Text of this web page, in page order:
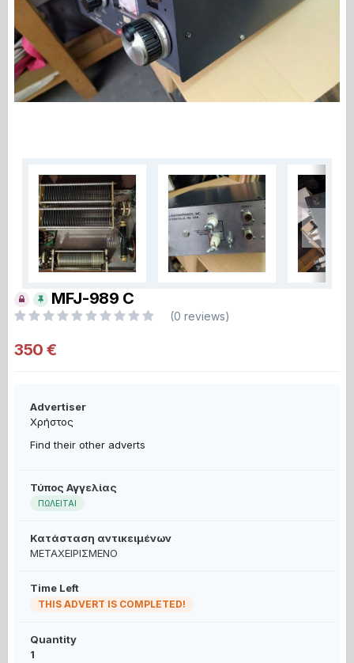
MFJ-989 C
(0 reviews)
350 €
Advertiser
Χρήστος
Find their other adverts
Τύπος Αγγελίας
ΠΩΛΕΙΤΑΙ
Κατάσταση αντικειμένων
ΜΕΤΑΧΕΙΡΙΣΜΕΝΟ
Time Left
THIS ADVERT IS COMPLETED!
Quantity
1